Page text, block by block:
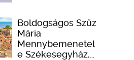
Boldogságos Szűz
Mária
Mennybemenetel
e Székesegyház,…